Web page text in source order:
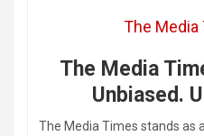
The Media
The Media
Unbiased.
The Media Times stands as